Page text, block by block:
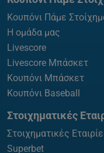
Κουπόνι Πάμε
Η ομάδα μας
Livescore
Livescore Μπάσκετ
Κουπόνι Μπάσκετ
Κουπόνι Baseball
Στοιχηματικές
Στοιχηματικές
Superbet